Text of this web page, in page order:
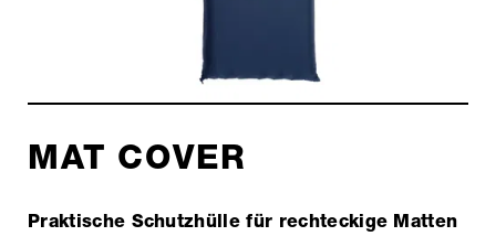
MAT COVER
Praktische Schutzhülle für rechteckige Matten